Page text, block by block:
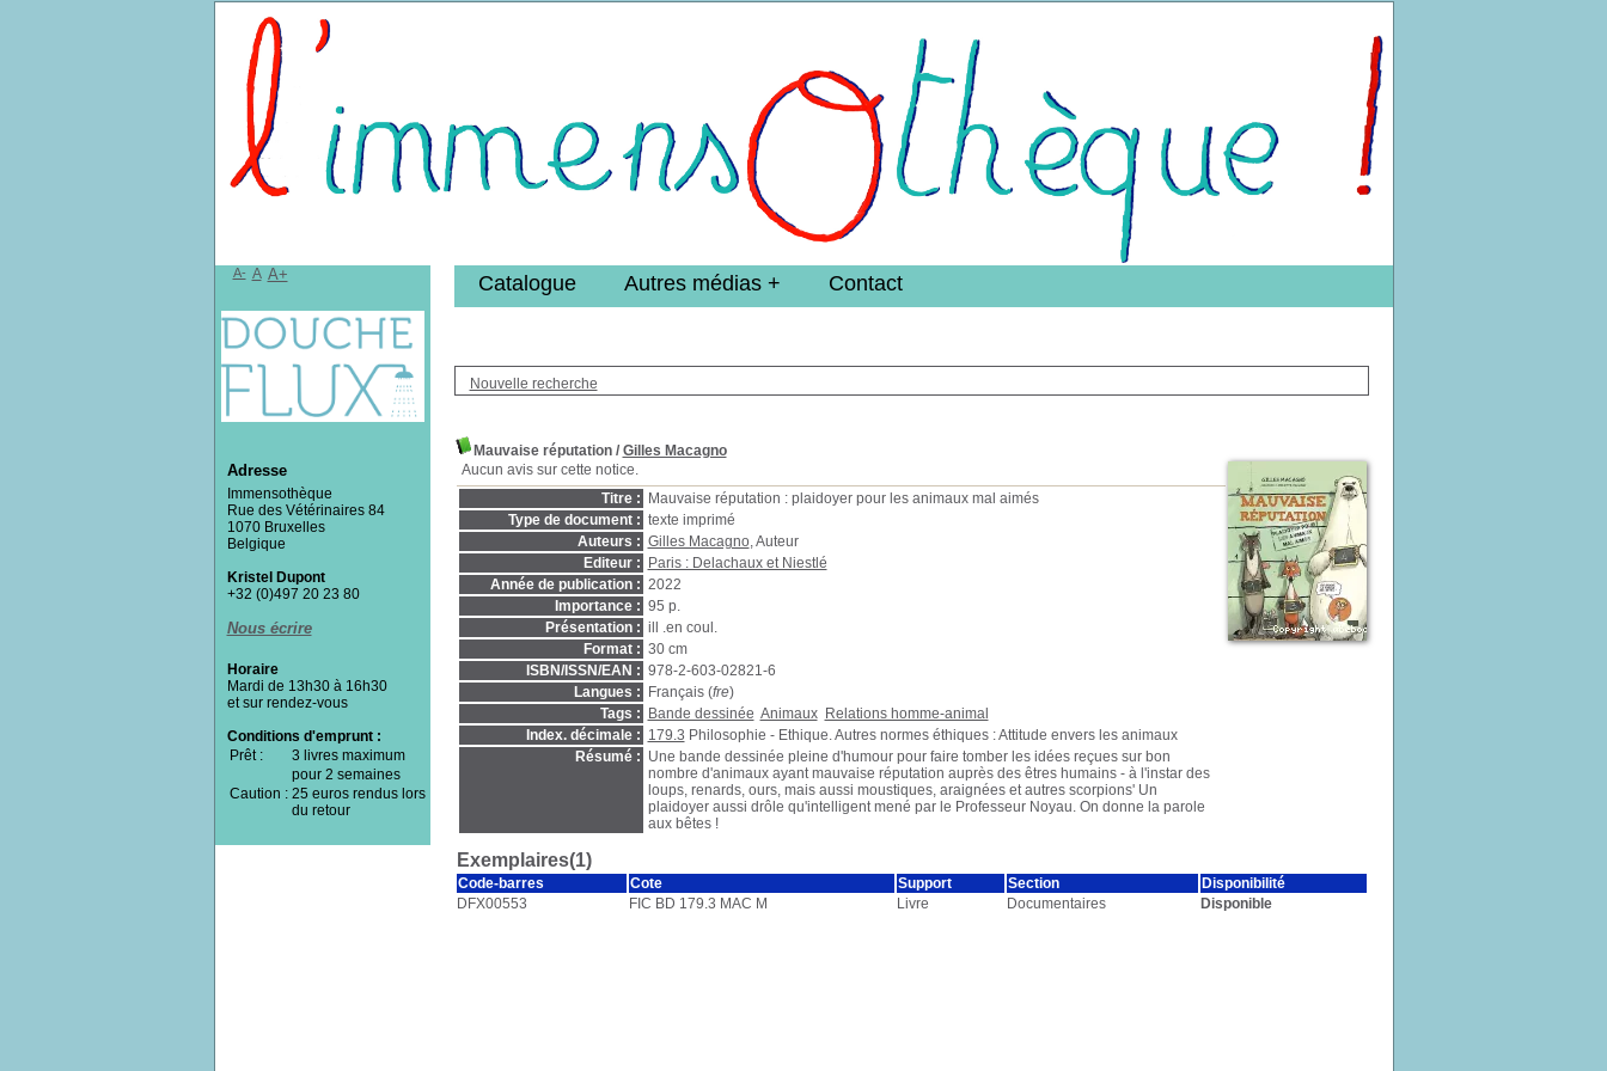
Nouvelle recherche
Mauvaise réputation/ Gilles Macagno
Aucun avis sur cette notice.
Titre :
Mauvaise réputation : plaidoyer pour les animaux mal aimés
Type de document : texte imprimé
Auteurs : Gilles Macagno, Auteur
Editeur :
Paris : Delachaux et Niestlé
Année de publication : 2022
Importance : 95 p.
Présentation : ill .en coul.
Format : 30 cm
ISBN/ISSN/EAN : 978-2-603-02821-6
Langues :
Français (fre)
Tags :
Bande dessinée Animaux
Relations homme-animal
Index. décimale : 179.3 Philosophie - Ethique. Autres normes éthiques : Attitude envers les animaux
Résumé : Une bande dessinée pleine d'humour pour faire tomber les idées reçues sur bon
nombre d'animaux ayant mauvaise réputation auprès des êtres humains - à l'instar des
loups, renards, ours, mais aussi moustiques, araignées et autres scorpions' Un
plaidoyer aussi drôle qu'intelligent mené par le Professeur Noyau. On donne la parole
aux bêtes !
Exemplaires(1)
Code-barres Cote Support Section
Disponibilité
DFX00553
FIC BD 179.3 MAC M Livre Documentaires Disponible
Catalogue Autres médias Contact
A- A A+
Adresse
Immensothèque
Rue des Vétérinaires 84
1070 Bruxelles
Belgique
Kristel Dupont
+32 (0)497 20 23 80
Nous écrire
Horaire
Mardi de 13h30 à 16h30
et sur rendez-vous
Conditions d'emprunt :
Prêt :
3 livres maximum
pour 2 semaines
Caution : 25 euros rendus lors
du retour